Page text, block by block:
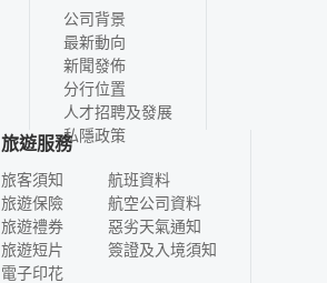
公司背景
最新動向
新聞發佈
分行位置
人才招聘及發展
私隱政策
旅遊服務
旅客須知
旅遊保險
旅遊禮券
旅遊短片
電子印花
航班資料
航空公司資料
惡劣天氣通知
簽證及入境須知